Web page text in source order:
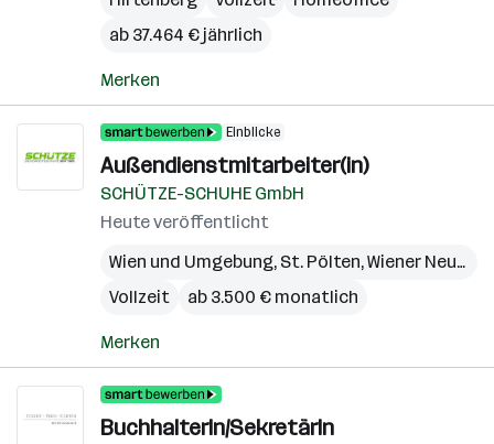
ab 37.464 € jährlich
Merken
Einblicke
Außendienstmitarbeiter(in)
SCHÜTZE-SCHUHE GmbH
Heute veröffentlicht
Wien und Umgebung, St. Pölten,Wiener Neustadt
Vollzeit
ab 3.500 € monatlich
Merken
BuchhalterIn/SekretärIn